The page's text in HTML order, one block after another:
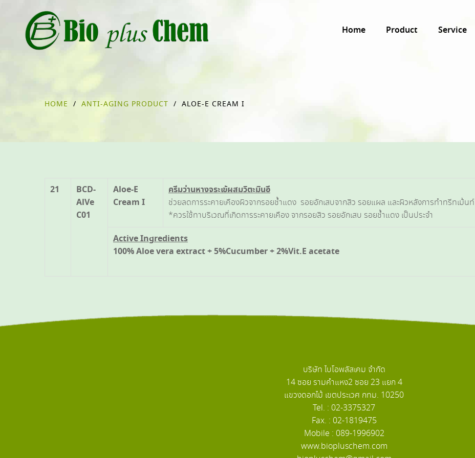
Home Product Service
HOME / ANTI-AGING PRODUCT / ALOE-E CREAM I
21
BCD-
AlVe
C01
Aloe-E
Cream I
ครีมว่านหางจระเข้ผสมวิตะมินอี
ช่วยลดการระคายเคืองผิวจากรอยช้ำแดง รอยอักเสบจากสิว รอยแผล และผิวหลังการทำทรีทเม้นท์
*ควรใช้ทาบริเวณที่เกิดการระคายเคือง จากรอยสิว รอยอักเสบ รอยช้ำแดง เป็นประจำ
Active Ingredients
100% Aloe vera extract + 5%Cucumber + 2%Vit.E acetate
บริษัท ไบโอพลัสเคม จำกัด
14 ซอย รามคำแหง2 ซอย 23 แยก 4
แขวงดอกไม้ เขตประเวศ กทม. 10250
Tel. : 02-3375327
Fax. : 02-1819475
Mobile : 089-1996902
www.biopluschem.com